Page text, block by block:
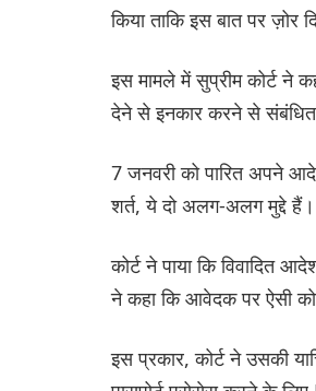
किया ताकि इस बात पर ज़ोर
इस मामले में सुप्रीम कोर्ट ने
देने से इनकार करने से संबंधित
7 जनवरी को पारित अपने
शर्त, ये दो अलग-अलग मुद्दे हैं।
कोर्ट ने पाया कि विवादित
ने कहा कि आवेदक पर ऐसी
इस प्रकार, कोर्ट ने उसकी